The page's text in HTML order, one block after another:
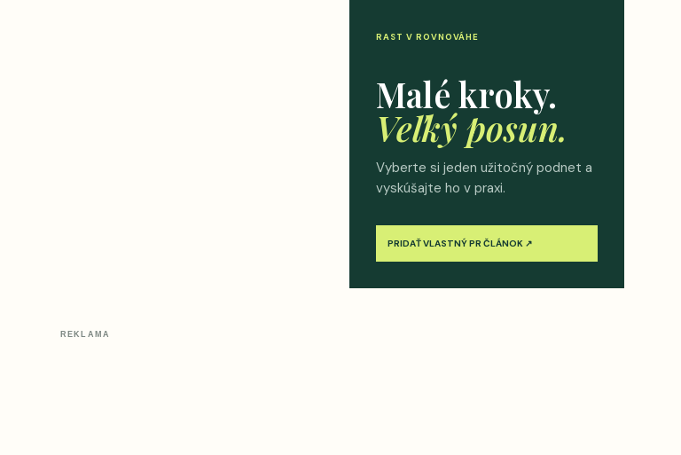
RAST V ROVNOVÁHE
Malé kroky.
Veľký posun.
Vyberte si jeden užitočný podnet a
vyskúšajte ho v praxi.
PRIDAŤ VLASTNÝ PR ČLÁNOK ↗
REKLAMA